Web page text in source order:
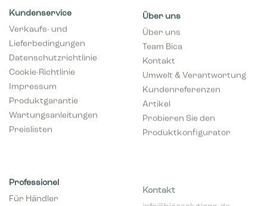
Kundenservice
Verkaufs- und
Lieferbedingungen
Datenschutzrichtlinie
Cookie-Richtlinie
Impressum
Produktgarantie
Wartungsanleitungen
Preislisten
Über uns
Über uns
Team Bica
Kontakt
Umwelt & Verantwortung
Kundenreferenzen
Artikel
Probieren Sie den
Produktkonfigurator
Professionel